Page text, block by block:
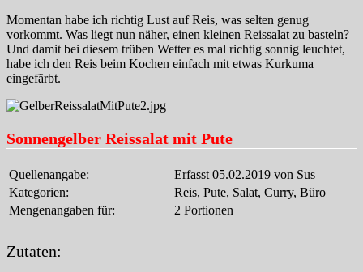
Momentan habe ich richtig Lust auf Reis, was selten genug
vorkommt. Was liegt nun näher, einen kleinen Reissalat zu basteln?
Und damit bei diesem trüben Wetter es mal richtig sonnig leuchtet,
habe ich den Reis beim Kochen einfach mit etwas Kurkuma
eingefärbt.
Sonnengelber Reissalat mit Pute
Quellenangabe:
Erfasst 05.02.2019 von Sus
Kategorien:
Reis, Pute, Salat, Curry, Büro
Mengenangaben für:
2 Portionen
Zutaten: